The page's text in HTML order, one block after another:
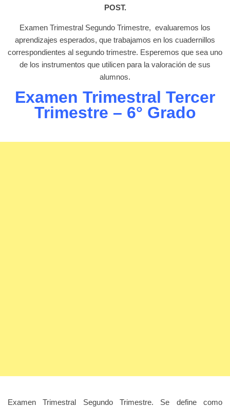
POST.
Examen Trimestral Segundo Trimestre, evaluaremos los
aprendizajes esperados, que trabajamos en los cuadernillos
correspondientes al segundo trimestre. Esperemos que sea uno
de los instrumentos que utilicen para la valoración de sus
alumnos.
Examen Trimestral Tercer
Trimestre – 6° Grado
Examen Trimestral Segundo Trimestre. Se define como